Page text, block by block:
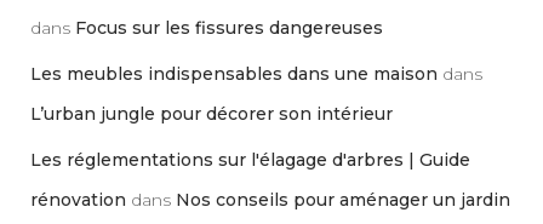
dans Focus sur les fissures dangereuses
Les meubles indispensables dans une maison dans
L’urban jungle pour décorer son intérieur
Les réglementations sur l'élagage d'arbres | Guide
rénovation dans Nos conseils pour aménager un jardin